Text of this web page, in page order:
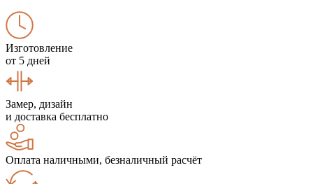
Изготовление
от 5 дней
Замер, дизайн
и доставка бесплатно
Оплата наличными, безналичный расчёт